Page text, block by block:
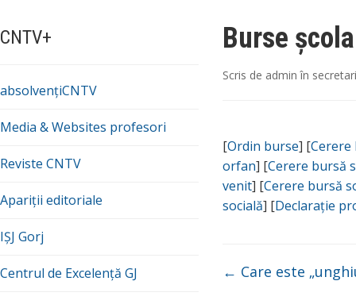
CNTV+
absolvențiCNTV
Media & Websites profesori
Reviste CNTV
Apariții editoriale
IȘJ Gorj
Centrul de Excelență GJ
Burse
Scris de admin în
[Ordin burse] [Cerere
orfan] [Cerere bursă
venit] [Cerere bursă
socială] [Declarație
← Care este